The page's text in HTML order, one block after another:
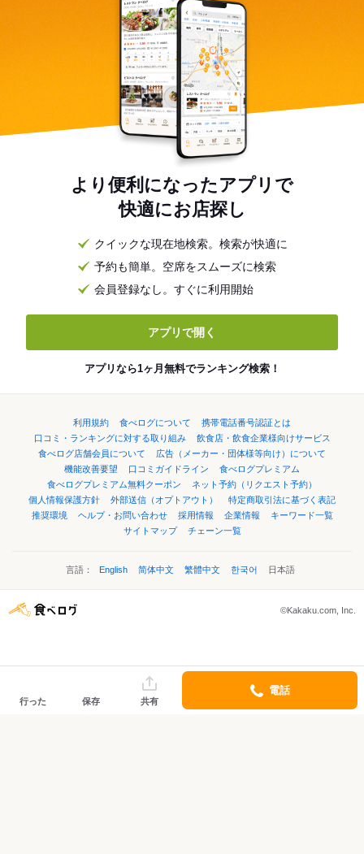
より便利になったアプリで
快適にお店探し
クイックな現在地検索。検索が快適に
予約も簡単。空席をスムーズに検索
会員登録なし。すぐに利用開始
アプリで開く
アプリなら1ヶ月無料でランキング検索！
利用規約 食べログについて
携帯電話番号認証とは
口コミ・ランキングに対する取り組み
飲食店・飲食企業様向けサービス
食べログ店舗会員について
広告（メーカー・団体様等向け）について
機能改善要望
口コミガイドライン
食べログプレミアム
食べログプレミアム無料クーポン
ネット予約（リクエスト予約）
個人情報保護方針
外部送信（オプトアウト）
特定商取引法に基づく表記
推奨環境
ヘルプ・お問い合わせ 採用情報 企業情報
キーワード一覧
サイトマップ
チェーン一覧
言語： English 简体中文 繁體中文 한국어 日本語
©Kakaku.com, Inc.
行った 保存 共有
電話